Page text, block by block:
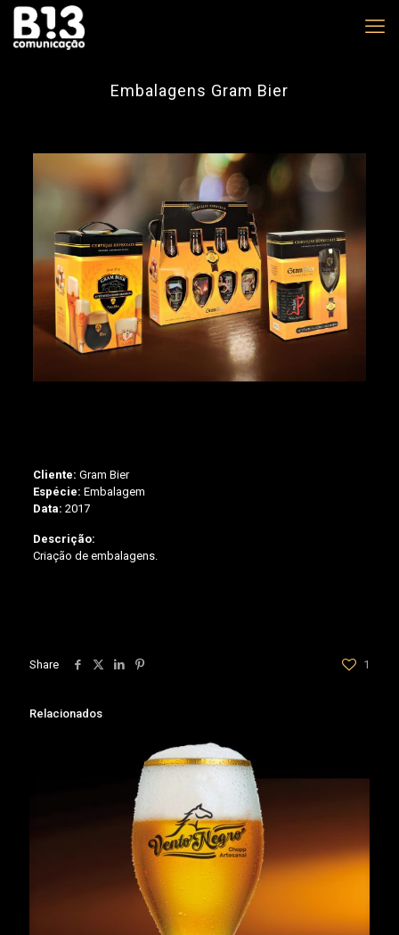
Embalagens Gram Bier
Cliente: Gram Bier
Espécie: Embalagem
Data: 2017
Descrição:
Criação de embalagens.
Share 1
Relacionados